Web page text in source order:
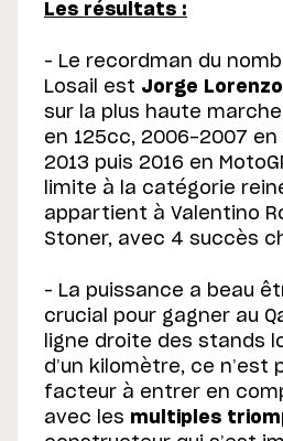
Les résultats :
– Le recordman du
Losail est Jorge Lorenzo
sur la plus haute
en 125cc, 2006-2007 en
2013 puis 2016 en
limite à la catégorie
appartient à Valentino
Stoner, avec 4 succès
– La puissance a beau
crucial pour gagner au
ligne droite des stands
d’un kilomètre, ce n’est
facteur à entrer en
avec les multiples